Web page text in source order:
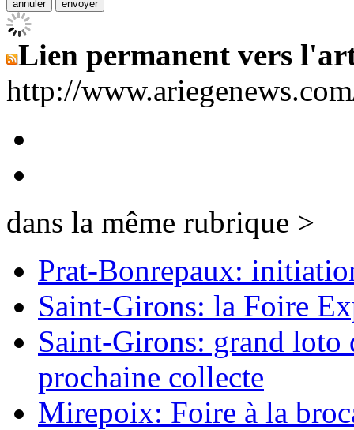
Lien permanent vers
http://
dans la même rubrique >
Prat-Bonrepaux:
Saint-Girons: la Foire
Saint-Girons: grand loto
prochaine collecte
Mirepoix: Foire à la